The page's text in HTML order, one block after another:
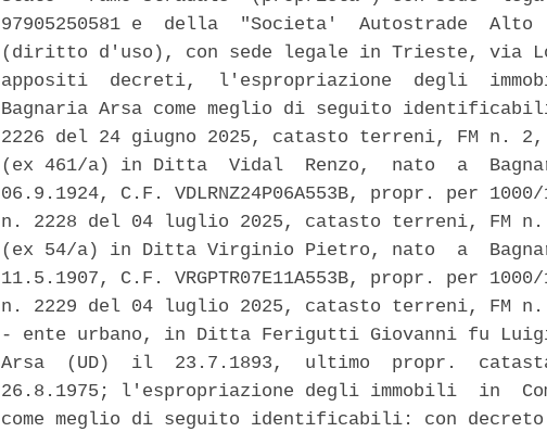
97905250581 e  della  "Societa'  Autostrade
(diritto d'uso), con sede legale in Trieste, via
appositi  decreti,  l'espropriazione  degli
Bagnaria Arsa come meglio di seguito
2226 del 24 giugno 2025, catasto terreni, FM n. 2,
(ex 461/a) in Ditta  Vidal  Renzo,  nato  a
06.9.1924, C.F. VDLRNZ24P06A553B, propr. per
n. 2228 del 04 luglio 2025, catasto terreni, FM n.
(ex 54/a) in Ditta Virginio Pietro, nato  a
11.5.1907, C.F. VRGPTR07E11A553B, propr. per
n. 2229 del 04 luglio 2025, catasto terreni, FM n.
- ente urbano, in Ditta Ferigutti Giovanni fu
Arsa  (UD)  il  23.7.1893,  ultimo  propr.
26.8.1975; l'espropriazione degli immobili  in
come meglio di seguito identificabili: con